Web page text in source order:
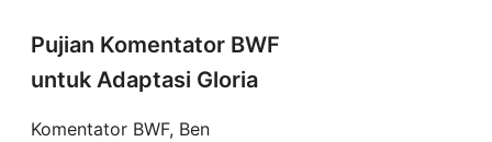
Pujian Komentator BWF
untuk Adaptasi Gloria
Komentator BWF, Ben